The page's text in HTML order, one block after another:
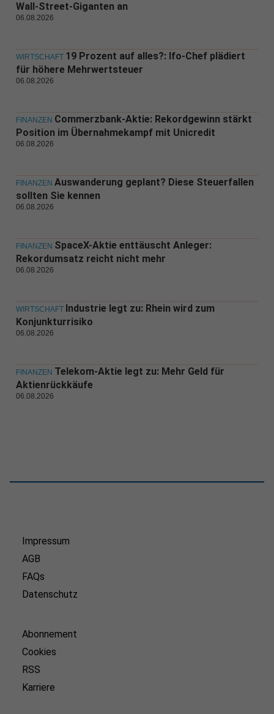
Wall-Street-Giganten an
06.08.2026
WIRTSCHAFT 19 Prozent auf alles?: Ifo-Chef plädiert
für höhere Mehrwertsteuer
06.08.2026
FINANZEN Commerzbank-Aktie: Rekordgewinn stärkt
Position im Übernahmekampf mit Unicredit
06.08.2026
FINANZEN Auswanderung geplant? Diese Steuerfallen
sollten Sie kennen
06.08.2026
FINANZEN SpaceX-Aktie enttäuscht Anleger:
Rekordumsatz reicht nicht mehr
06.08.2026
WIRTSCHAFT Industrie legt zu: Rhein wird zum
Konjunkturrisiko
06.08.2026
FINANZEN Telekom-Aktie legt zu: Mehr Geld für
Aktienrückkäufe
06.08.2026
Impressum
AGB
FAQs
Datenschutz
Abonnement
Cookies
RSS
Karriere